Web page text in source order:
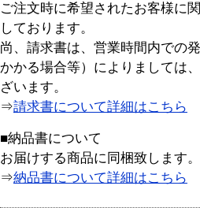
ご注文時に希望されたお客様に
しております。
尚、請求書は、営業時間内での
かかる場合等）によりましては
ざいます。
⇒請求書について詳細はこちら
■納品書について
お届けする商品に同梱致します。
⇒納品書について詳細はこちら